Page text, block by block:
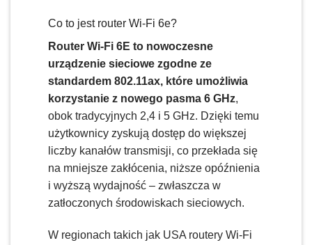
Co to jest router Wi-Fi 6e?
Router Wi-Fi 6E to nowoczesne
urządzenie sieciowe zgodne ze
standardem 802.11ax, które umożliwia
korzystanie z nowego pasma 6 GHz,
obok tradycyjnych 2,4 i 5 GHz. Dzięki temu
użytkownicy zyskują dostęp do większej
liczby kanałów transmisji, co przekłada się
na mniejsze zakłócenia, niższe opóźnienia
i wyższą wydajność – zwłaszcza w
zatłoczonych środowiskach sieciowych.
W regionach takich jak USA routery Wi-Fi